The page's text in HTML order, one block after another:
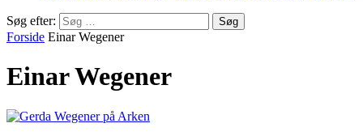
Søg efter:
Forside Einar Wegener
Einar Wegener